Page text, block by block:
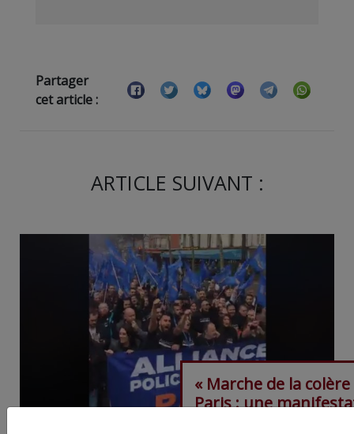
Partager
cet article :
ARTICLE SUIVANT :
« Marche de la colère
Paris : une